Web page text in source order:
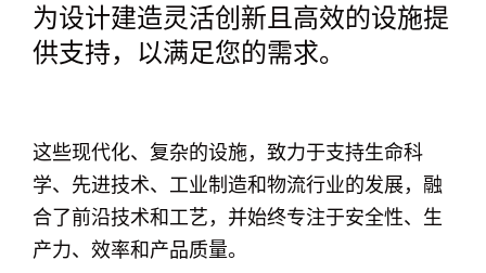
为设计建造灵活创新且高效的设施提
供支持，以满足您的需求。
这些现代化、复杂的设施，致力于支持生命科
学、先进技术、工业制造和物流行业的发展，融
合了前沿技术和工艺，并始终专注于安全性、生
产力、效率和产品质量。